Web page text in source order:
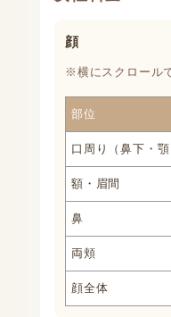
顔
※横にスクロール
部位
口周り（鼻下・顎
額・眉間
鼻
両頬
顔全体